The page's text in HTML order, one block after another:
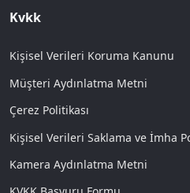
Kvkk
Kişisel Verileri Koruma Kanunu
Müşteri Aydınlatma Metni
Çerez Politikası
Kişisel Verileri Saklama ve İmha
Kamera Aydınlatma Metni